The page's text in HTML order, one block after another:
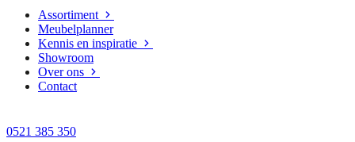
Assortiment
Meubelplanner
Kennis en inspiratie
Showroom
Over ons
Contact
0521 385 350